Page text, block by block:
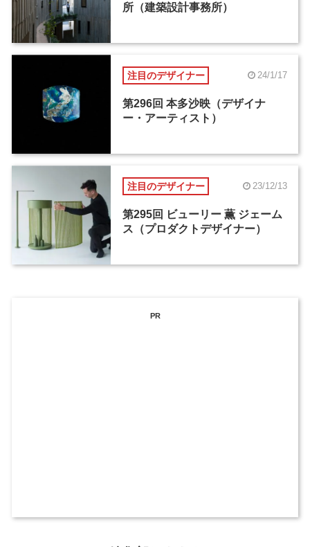
所（建築設計事務所）
注目のデザイナー 24/1/17
第296回 本多沙映（デザイナ
ー・アーティスト）
注目のデザイナー 23/12/13
第295回 ビューリー 薫 ジェーム
ス（プロダクトデザイナー）
PR